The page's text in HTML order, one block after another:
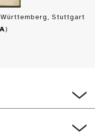
Stuttgart
)